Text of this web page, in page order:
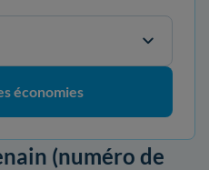
économies
(numéro de